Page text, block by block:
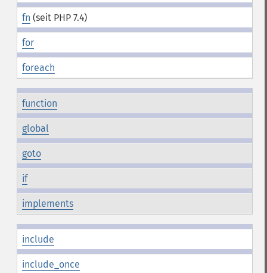
fn (seit PHP 7.4)
for
foreach
function
global
goto
if
implements
include
include_once